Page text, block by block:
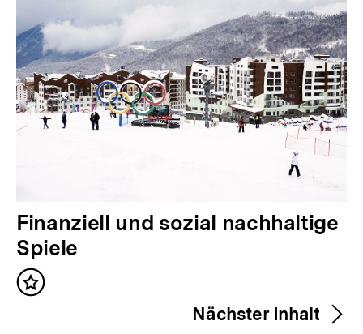
V
o
r
h
Finanziell und sozial nachhaltige
Spiele
Inhalt
Nächster Inhalt